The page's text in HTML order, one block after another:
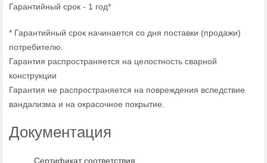
Гарантийный срок - 1 год*
* Гарантийный срок начинается со дня поставки (продажи)
потребителю.
Гарантия распространяется на целостность сварной
конструкции
Гарантия не распространяется на повреждения вследствие
вандализма и на окрасочное покрытие.
Документация
Сертификат соответствия